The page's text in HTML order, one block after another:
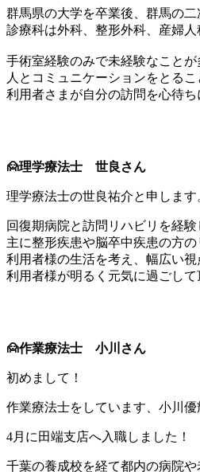
群馬県の大学を卒業後、群馬の
診療科は外科、整形外科、産婦
手術室経験のみで未経験なこと
人とコミュニケーションをとる
利用者さまが自分の訪問を心待
🙍理学療法士 世良さん
理学療法士の世良祐介と申します
回復期病院と訪問リハビリを経験
主に整形疾患や脳卒中疾患の方
利用者様の生活を考え、幅広い
利用者様が明るく元気に過ごし
🙍作業療法士 小川さん
初めまして！
作業療法士をしています、小川
4月に田端支店へ入職しました！
千葉の養成校を経て都内の病院